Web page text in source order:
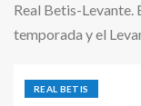
Real Betis-Levante.
temporada y el
REAL BETIS